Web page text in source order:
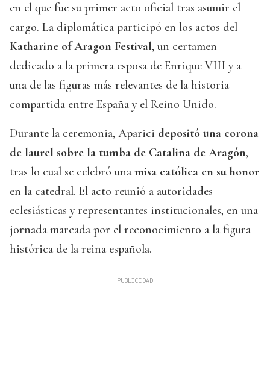
en el que fue su primer acto oficial tras asumir el
cargo. La diplomática participó en los actos del
Katharine of Aragon Festival, un certamen
dedicado a la primera esposa de Enrique VIII y a
una de las figuras más relevantes de la historia
compartida entre España y el Reino Unido.
Durante la ceremonia, Aparici depositó una corona
de laurel sobre la tumba de Catalina de Aragón,
tras lo cual se celebró una misa católica en su honor
en la catedral. El acto reunió a autoridades
eclesiásticas y representantes institucionales, en una
jornada marcada por el reconocimiento a la figura
histórica de la reina española.